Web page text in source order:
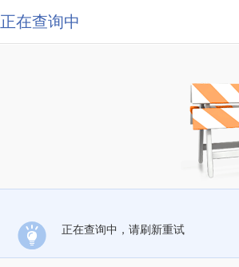
正在查询中
正在查询中，请刷新重试